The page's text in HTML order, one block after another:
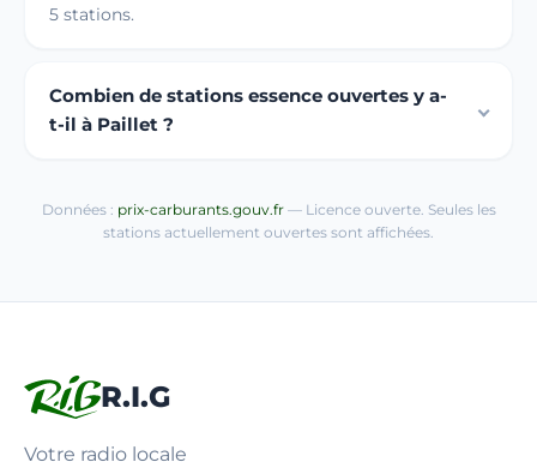
5 stations.
Combien de stations essence ouvertes y a-
t-il à Paillet ?
Données : prix-carburants.gouv.fr— Licence ouverte. Seules les
stations actuellement ouvertes sont affichées.
R.I.G
Votre radio locale